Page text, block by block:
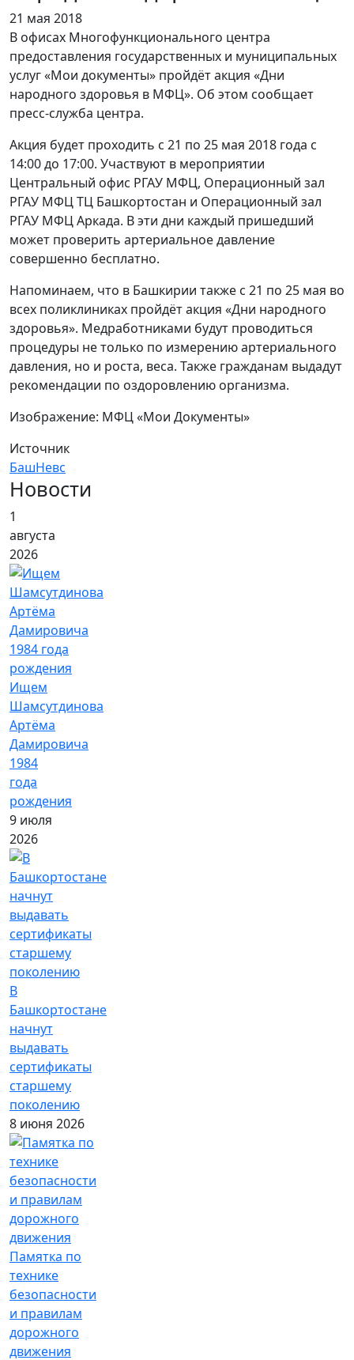
21 мая 2018
В офисах Многофункционального центра
предоставления государственных и муниципальных
услуг «Мои документы» пройдёт акция «Дни
народного здоровья в МФЦ». Об этом сообщает
пресс-служба центра.
Акция будет проходить с 21 по 25 мая 2018 года с
14:00 до 17:00. Участвуют в мероприятии
Центральный офис РГАУ МФЦ, Операционный зал
РГАУ МФЦ ТЦ Башкортостан и Операционный зал
РГАУ МФЦ Аркада. В эти дни каждый пришедший
может проверить артериальное давление
совершенно бесплатно.
Напоминаем, что в Башкирии также с 21 по 25 мая во
всех поликлиниках пройдёт акция «Дни народного
здоровья». Медработниками будут проводиться
процедуры не только по измерению артериального
давления, но и роста, веса. Также гражданам выдадут
рекомендации по оздоровлению организма.
Изображение: МФЦ «Мои Документы»
Источник
БашНевс
Новости
1
августа
2026
Ищем
Шамсутдинова
Артёма
Дамировича
1984
года
рождения
9 июля
2026
В
Башкортостане
начнут
выдавать
сертификаты
старшему
поколению
8 июня 2026
Памятка по
технике
безопасности
и правилам
дорожного
движения